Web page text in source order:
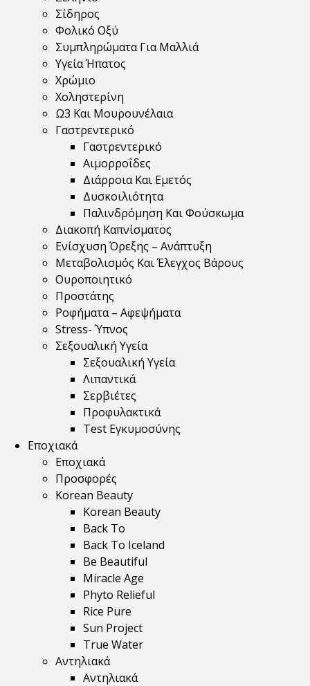
Σίδηρος
Φολικό Οξύ
Συμπληρώματα Για Μαλλιά
Υγεία Ήπατος
Χρώμιο
Χοληστερίνη
Ω3 Και Μουρουνέλαια
Γαστρεντερικό
Γαστρεντερικό
Αιμορροΐδες
Διάρροια Και Εμετός
Δυσκοιλιότητα
Παλινδρόμηση Και Φούσκωμα
Διακοπή Καπνίσματος
Ενίσχυση Όρεξης – Ανάπτυξη
Μεταβολισμός Και Έλεγχος Βάρους
Ουροποιητικό
Προστάτης
Ροφήματα – Αφεψήματα
Stress- Ύπνος
Σεξουαλική Υγεία
Σεξουαλική Υγεία
Λιπαντικά
Σερβιέτες
Προφυλακτικά
Test Εγκυμοσύνης
Εποχιακά
Εποχιακά
Προσφορές
Korean Beauty
Korean Beauty
Back To
Back To Iceland
Be Beautiful
Miracle Age
Phyto Relieful
Rice Pure
Sun Project
True Water
Αντηλιακά
Αντηλιακά